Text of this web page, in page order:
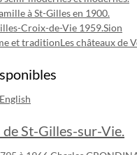
à St-Gilles en 1900.
Croix-de-Vie 1959.Sion
et traditionLes châteaux de
English
de St-Gilles-sur-Vie.